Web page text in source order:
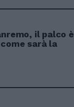
il palco è
sarà la